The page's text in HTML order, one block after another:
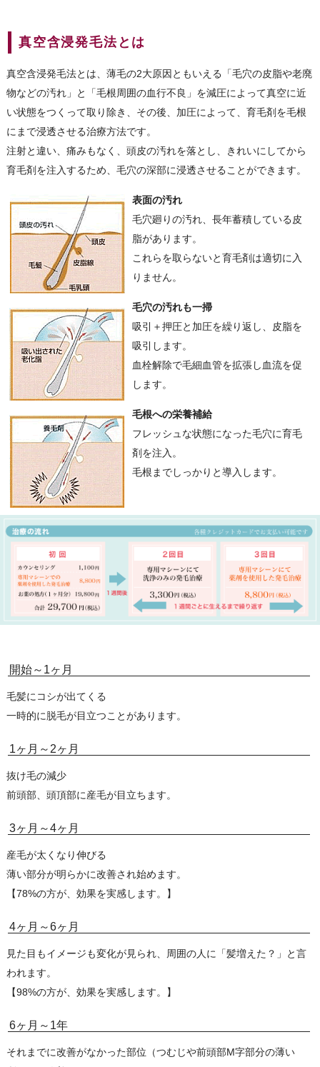
真空含浸発毛法とは
真空含浸発毛法とは、薄毛の2大原因ともいえる「毛穴の皮脂や老廃
物などの汚れ」と「毛根周囲の血行不良」を減圧によって真空に近
い状態をつくって取り除き、その後、加圧によって、育毛剤を毛根
にまで浸透させる治療方法です。
注射と違い、痛みもなく、頭皮の汚れを落とし、きれいにしてから
育毛剤を注入するため、毛穴の深部に浸透させることができます。
表面の汚れ
毛穴廻りの汚れ、長年蓄積している皮
脂があります。
これらを取らないと育毛剤は適切に入
りません。
毛穴の汚れも一掃
吸引＋押圧と加圧を繰り返し、皮脂を
吸引します。
血栓解除で毛細血管を拡張し血流を促
します。
毛根への栄養補給
フレッシュな状態になった毛穴に育毛
剤を注入。
毛根までしっかりと導入します。
開始～1ヶ月
毛髪にコシが出てくる
一時的に脱毛が目立つことがあります。
1ヶ月～2ヶ月
抜け毛の減少
前頭部、頭頂部に産毛が目立ちます。
3ヶ月～4ヶ月
産毛が太くなり伸びる
薄い部分が明らかに改善され始めます。
【78%の方が、効果を実感します。】
4ヶ月～6ヶ月
見た目もイメージも変化が見られ、周囲の人に「髪増えた？」と言
われます。
【98%の方が、効果を実感します。】
6ヶ月～1年
それまでに改善がなかった部位（つむじや前頭部M字部分の薄い